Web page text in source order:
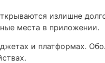
излишне
места в приложении.
и платформах.